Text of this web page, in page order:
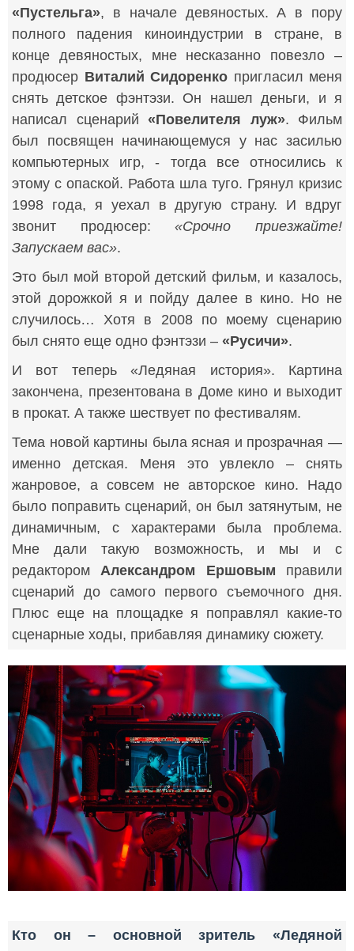
«Пустельга», в начале девяностых. А в пору
полного падения киноиндустрии в стране, в
конце девяностых, мне несказанно повезло –
продюсер Виталий Сидоренко пригласил меня
снять детское фэнтэзи. Он нашел деньги, и я
написал сценарий «Повелителя луж». Фильм
был посвящен начинающемуся у нас засилью
компьютерных игр, - тогда все относились к
этому с опаской. Работа шла туго. Грянул кризис
1998 года, я уехал в другую страну. И вдруг
звонит продюсер:«Срочно приезжайте!
Запускаем вас».
Это был мой второй детский фильм, и казалось,
этой дорожкой я и пойду далее в кино. Но не
случилось… Хотя в 2008 по моему сценарию
был снято еще одно фэнтэзи – «Русичи».
И вот теперь «Ледяная история». Картина
закончена, презентована в Доме кино и выходит
в прокат. А также шествует по фестивалям.
Тема новой картины была ясная и прозрачная —
именно детская. Меня это увлекло – снять
жанровое, а совсем не авторское кино. Надо
было поправить сценарий, он был затянутым, не
динамичным, с характерами была проблема.
Мне дали такую возможность, и мы и с
редактором Александром Ершовым правили
сценарий до самого первого съемочного дня.
Плюс еще на площадке я поправлял какие-то
сценарные ходы, прибавляя динамику сюжету.
Кто он – основной зритель «Ледяной